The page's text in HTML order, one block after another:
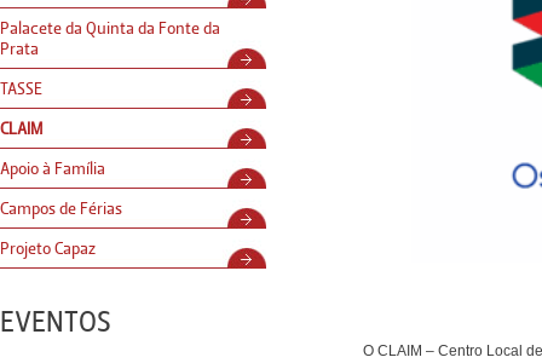
O CLAIM – Centro Local
Palacete da Quinta da Fonte da
Prata
TASSE
CLAIM
Apoio à Família
Campos de Férias
Projeto Capaz
EVENTOS